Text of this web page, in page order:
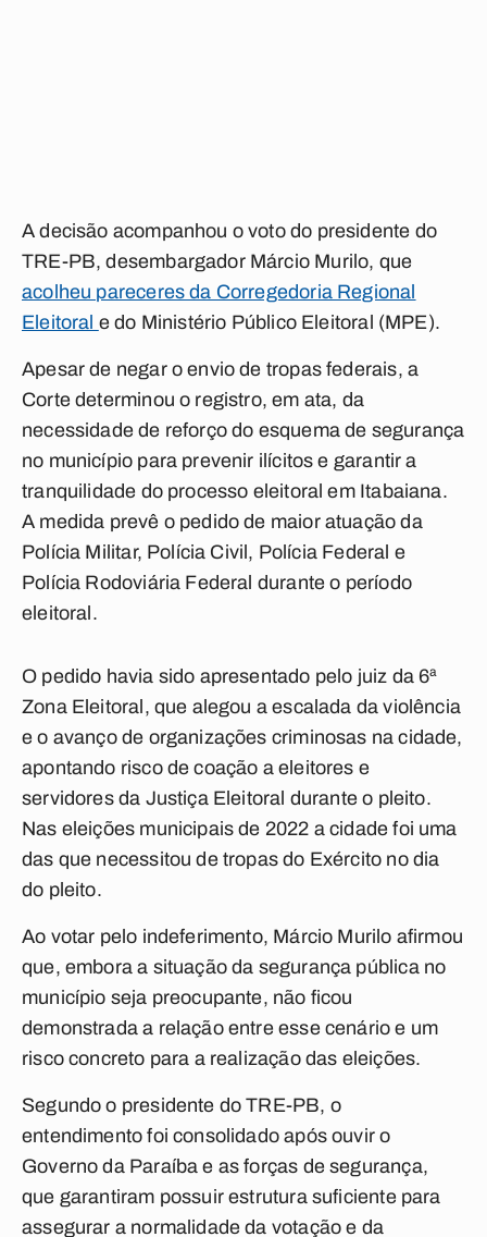
A decisão acompanhou o voto do presidente do
TRE-PB, desembargador Márcio Murilo, que
acolheu pareceres da Corregedoria Regional
Eleitoral e do Ministério Público Eleitoral (MPE).
Apesar de negar o envio de tropas federais, a
Corte determinou o registro, em ata, da
necessidade de reforço do esquema de segurança
no município para prevenir ilícitos e garantir a
tranquilidade do processo eleitoral em Itabaiana.
A medida prevê o pedido de maior atuação da
Polícia Militar, Polícia Civil, Polícia Federal e
Polícia Rodoviária Federal durante o período
eleitoral.
O pedido havia sido apresentado pelo juiz da 6ª
Zona Eleitoral, que alegou a escalada da violência
e o avanço de organizações criminosas na cidade,
apontando risco de coação a eleitores e
servidores da Justiça Eleitoral durante o pleito.
Nas eleições municipais de 2022 a cidade foi uma
das que necessitou de tropas do Exército no dia
do pleito.
Ao votar pelo indeferimento, Márcio Murilo afirmou
que, embora a situação da segurança pública no
município seja preocupante, não ficou
demonstrada a relação entre esse cenário e um
risco concreto para a realização das eleições.
Segundo o presidente do TRE-PB, o
entendimento foi consolidado após ouvir o
Governo da Paraíba e as forças de segurança,
que garantiram possuir estrutura suficiente para
assegurar a normalidade da votação e da